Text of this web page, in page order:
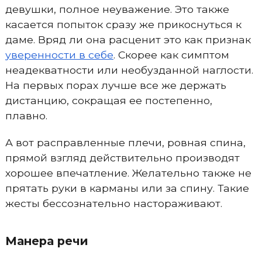
девушки, полное неуважение. Это также
касается попыток сразу же прикоснуться к
даме. Вряд ли она расценит это как признак
уверенности в себе. Скорее как симптом
неадекватности или необузданной наглости.
На первых порах лучше все же держать
дистанцию, сокращая ее постепенно,
плавно.
А вот расправленные плечи, ровная спина,
прямой взгляд действительно производят
хорошее впечатление. Желательно также не
прятать руки в карманы или за спину. Такие
жесты бессознательно настораживают.
Манера речи